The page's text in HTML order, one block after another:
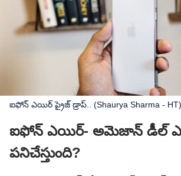
ఐఫోన్​ ఎయిర్​ ప్రైజ్​ డ్రాప్​.. (Shaurya Sharma - HT)
ఐఫోన్​ ఎయిర్​- అమెజాన్ డీల్
పనిచేస్తుంది?